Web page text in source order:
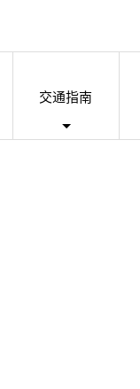
交通指南